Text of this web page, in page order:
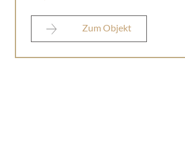
Zum Objekt